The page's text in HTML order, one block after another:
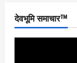
देवभूमि समाचार™